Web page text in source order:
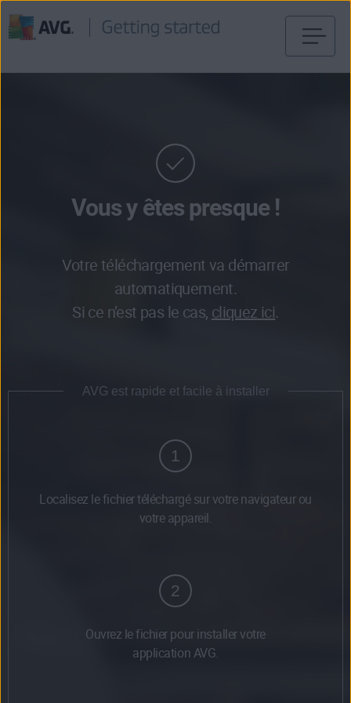
Vous y êtes presque !
Votre téléchargement va démarrer
automatiquement.
Si ce n’est pas le cas, cliquez ici.
AVG est rapide et facile à installer
1
Localisez le fichier téléchargé sur votre navigateur ou
votre appareil.
2
Ouvrez le fichier pour installer votre
application AVG.